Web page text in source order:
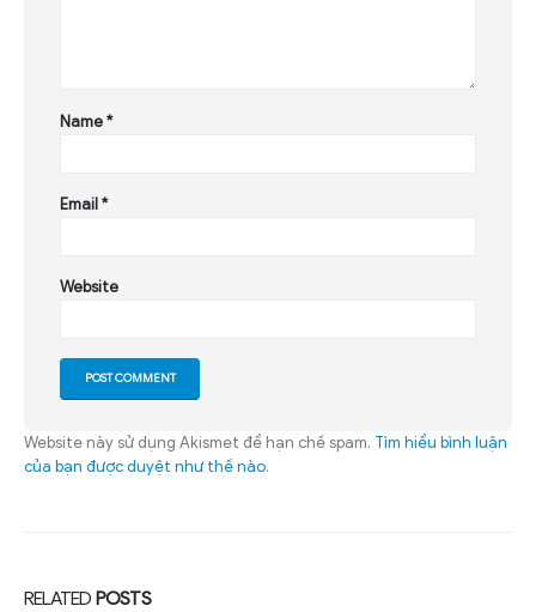
Name*
Email*
Website
Website này sử dụng Akismet để hạn chế spam. Tìm hiểu bình luận
của bạn được duyệt như thế nào.
RELATED POSTS